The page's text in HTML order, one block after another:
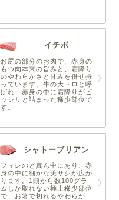
イチボ
お尻の部分のお肉で、赤身の
もつ肉本来の旨みと、霜降り
のやわらかさと甘みを併せ持
っています。牛の大トロと呼
ばれ、赤身の中に霜降りがビ
ッシリと詰まった稀少部位で
す。
シャトーブリアン
フィレのど真ん中にあり、赤
身の中に細かな美サシが広が
ります。1頭から数100グラ
ムしか取れない極上稀少部位
で、お箸で切れるやわらか